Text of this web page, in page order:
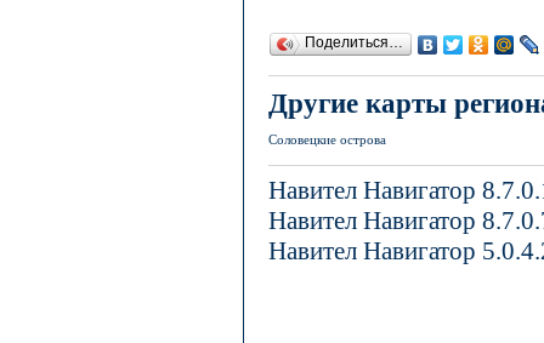
Поделиться…
Другие карты
Соловецкие острова
Навител Навигатор
Навител Навигатор
Навител Навигатор